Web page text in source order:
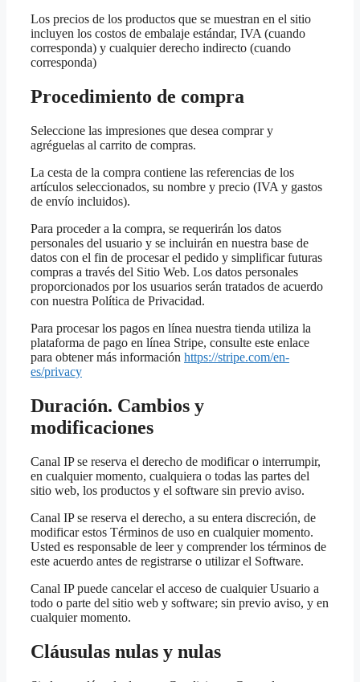
Los precios de los productos que se muestran en el sitio
incluyen los costos de embalaje estándar, IVA (cuando
corresponda) y cualquier derecho indirecto (cuando
corresponda)
Procedimiento de compra
Seleccione las impresiones que desea comprar y
agréguelas al carrito de compras.
La cesta de la compra contiene las referencias de los
artículos seleccionados, su nombre y precio (IVA y gastos
de envío incluidos).
Para proceder a la compra, se requerirán los datos
personales del usuario y se incluirán en nuestra base de
datos con el fin de procesar el pedido y simplificar futuras
compras a través del Sitio Web. Los datos personales
proporcionados por los usuarios serán tratados de acuerdo
con nuestra Política de Privacidad.
Para procesar los pagos en línea nuestra tienda utiliza la
plataforma de pago en línea Stripe, consulte este enlace
para obtener más información https://stripe.com/en-
es/privacy
Duración. Cambios y
modificaciones
Canal IP se reserva el derecho de modificar o interrumpir,
en cualquier momento, cualquiera o todas las partes del
sitio web, los productos y el software sin previo aviso.
Canal IP se reserva el derecho, a su entera discreción, de
modificar estos Términos de uso en cualquier momento.
Usted es responsable de leer y comprender los términos de
este acuerdo antes de registrarse o utilizar el Software.
Canal IP puede cancelar el acceso de cualquier Usuario a
todo o parte del sitio web y software; sin previo aviso, y en
cualquier momento.
Cláusulas nulas y nulas